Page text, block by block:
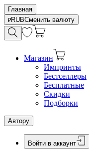
Главная
RUBСменить валюту
Магазин
Импринты
Бестселлеры
Бесплатные
Скидки
Подборки
Автору
Войти в аккаунт